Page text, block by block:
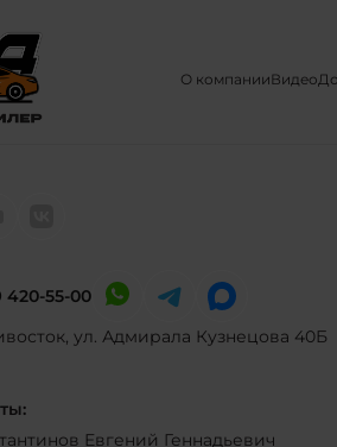
О компанииВидео
420-55-00
ул. Адмирала Кузнецова 40Б
Евгений Геннадьевич